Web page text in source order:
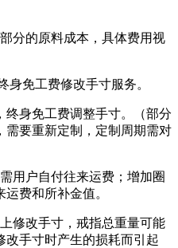
分的原料成本，具体费用视
身免工费修改手寸服务。
终身免工费调整手寸。（部分
需要重新定制，定制周期需对
用户自付往来运费；增加圈
费和所补金值。
修改手寸，戒指总重量可能
改手寸时产生的损耗而引起